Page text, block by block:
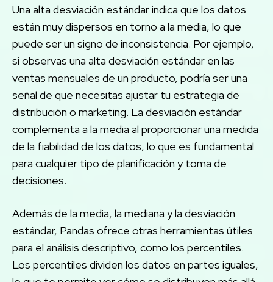
Una alta desviación estándar indica que los datos
están muy dispersos en torno a la media, lo que
puede ser un signo de inconsistencia. Por ejemplo,
si observas una alta desviación estándar en las
ventas mensuales de un producto, podría ser una
señal de que necesitas ajustar tu estrategia de
distribución o marketing. La desviación estándar
complementa a la media al proporcionar una medida
de la fiabilidad de los datos, lo que es fundamental
para cualquier tipo de planificación y toma de
decisiones.
Además de la media, la mediana y la desviación
estándar, Pandas ofrece otras herramientas útiles
para el análisis descriptivo, como los percentiles.
Los percentiles dividen los datos en partes iguales,